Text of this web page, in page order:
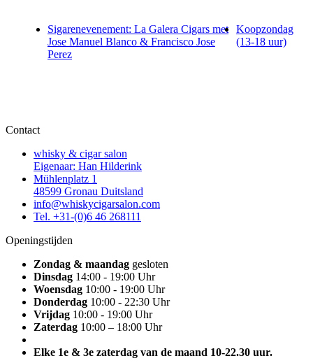
Sigarenevenement: La Galera Cigars met
Jose Manuel Blanco & Francisco Jose
Perez
Koopzondag
(13-18 uur)
Contact
whisky & cigar salon
Eigenaar: Han Hilderink
Mühlenplatz 1
48599 Gronau Duitsland
info@whiskycigarsalon.com
Tel. +31-(0)6 46 268111
Openingstijden
Zondag & maandag gesloten
Dinsdag 14:00 - 19:00 Uhr
Woensdag 10:00 - 19:00 Uhr
Donderdag 10:00 - 22:30 Uhr
Vrijdag 10:00 - 19:00 Uhr
Zaterdag 10:00 – 18:00 Uhr
Elke 1e & 3e zaterdag van de maand 10-22.30 uur.